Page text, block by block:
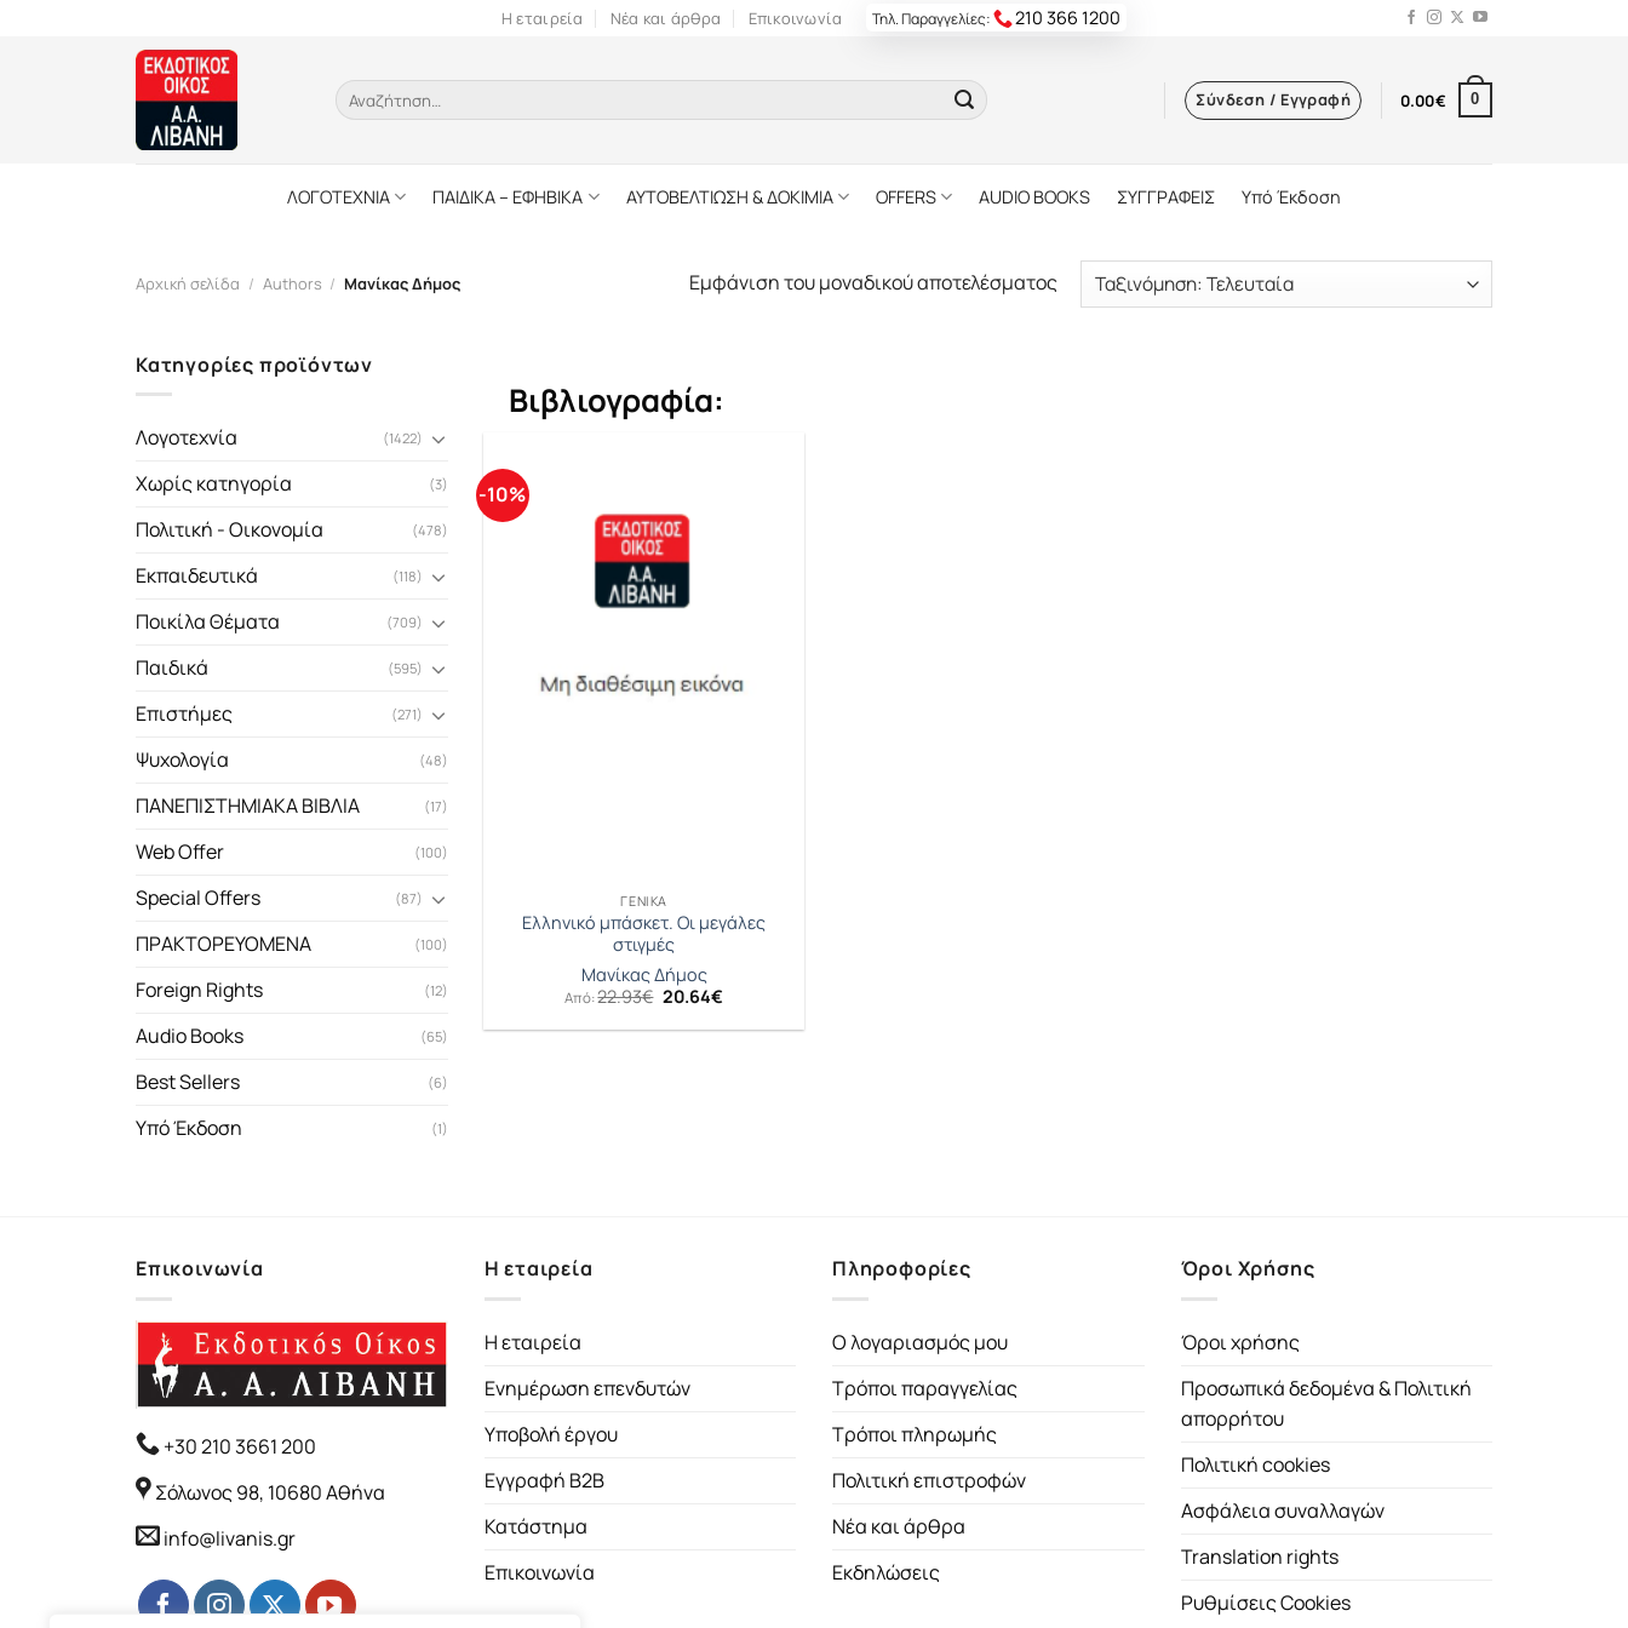
Η εταιρεία Νέα και άρθρα Επικοινωνία Τηλ. Παραγγελίες: 210 366 1200
Αναζήτηση
για:
Σύνδεση / Εγγραφή 0.00€ 0
ΛΟΓΟΤΕΧΝΙΑ ΠΑΙΔΙΚΑ – ΕΦΗΒΙΚΑ ΑΥΤΟΒΕΛΤΙΩΣΗ & ΔΟΚΙΜΙΑ OFFERS AUDIO BOOKS ΣΥΓΓΡΑΦΕΙΣ Υπό Έκδοση
Αρχική σελίδα / Authors / Μανίκας Δήμος Εμφάνιση του μοναδικού αποτελέσματος
Κατηγορίες προϊόντων
Λογοτεχνία (1422)
Χωρίς κατηγορία (3)
Πολιτική - Οικονομία (478)
Εκπαιδευτικά (118)
Ποικίλα Θέματα (709)
Παιδικά (595)
Επιστήμες (271)
Ψυχολογία (48)
ΠΑΝΕΠΙΣΤΗΜΙΑΚΑ ΒΙΒΛΙΑ (17)
Web Offer (100)
Special Offers (87)
ΠΡΑΚΤΟΡΕΥΟΜΕΝΑ (100)
Foreign Rights (12)
Audio Books (65)
Best Sellers (6)
Υπό Έκδοση (1)
Βιβλιογραφία:
-10%
ΓΕΝΙΚΆ
Ελληνικό μπάσκετ. Οι μεγάλες
στιγμές
Μανίκας Δήμος
Από:22.93€ Original
price
was:
20.64€Η
τιμή
Επικοινωνία
+30 210 3661 200
Σόλωνος 98, 10680 Αθήνα
info@livanis.gr
Η εταιρεία
Η εταιρεία
Ενημέρωση επενδυτών
Υποβολή έργου
Εγγραφή B2B
Κατάστημα
Επικοινωνία
Πληροφορίες
Ο λογαριασμός μου
Τρόποι παραγγελίας
Τρόποι πληρωμής
Πολιτική επιστροφών
Νέα και άρθρα
Εκδηλώσεις
Όροι Χρήσης
Όροι χρήσης
Προσωπικά δεδομένα & Πολιτική
απορρήτου
Πολιτική cookies
Ασφάλεια συναλλαγών
Translation rights
Ρυθμίσεις Cookies